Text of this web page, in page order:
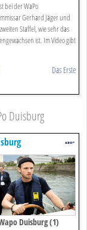
bei der WaPo
Gerhard Jäger und
Staffel, wie sehr das
ist. Im Video gibt
Das Erste
Duisburg
Duisburg (1)